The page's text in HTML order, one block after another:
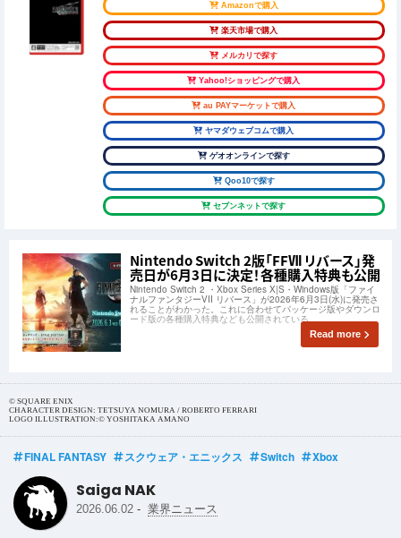
Amazonで購入
楽天市場で購入
メルカリで探す
Yahoo!ショッピングで購入
au PAYマーケットで購入
ヤマダウェブコムで購入
ゲオオンラインで探す
Qoo10で探す
セブンネットで探す
Nintendo Switch 2版「FFⅦ リバース」発
売日が6月3日に決定！各種購入特典も公開
Nintendo Switch 2 ・Xbox Series X|S・Windows版「ファイ
ナルファンタジーVII リバース」が2026年6月3日(水)に発売さ
れることがわかった。これに合わせてパッケージ版やダウンロ
ード版の各種購入特典なども公開されている。
Read more
© SQUARE ENIX
CHARACTER DESIGN: TETSUYA NOMURA / ROBERTO FERRARI
LOGO ILLUSTRATION:© YOSHITAKA AMANO
FINAL FANTASY スクウェア・エニックス Switch Xbox
Saiga NAK
2026.06.02 - 業界ニュース